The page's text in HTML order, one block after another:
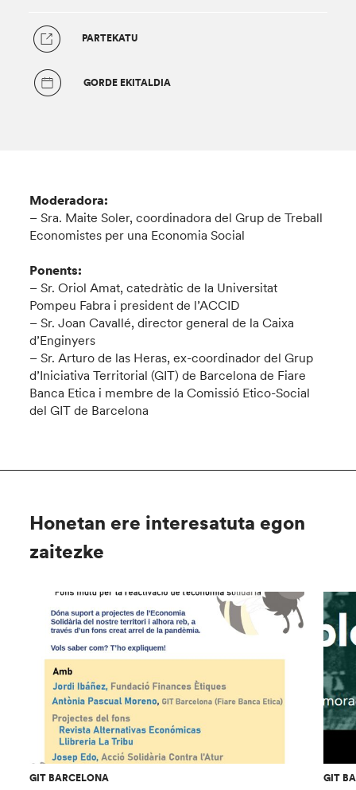
PARTEKATU
GORDE EKITALDIA
Moderadora:
– Sra. Maite Soler, coordinadora del Grup de Treball
Economistes per una Economia Social
Ponents:
– Sr. Oriol Amat, catedràtic de la Universitat
Pompeu Fabra i president de l’ACCID
– Sr. Joan Cavallé, director general de la Caixa
d’Enginyers
– Sr. Arturo de las Heras, ex-coordinador del Grup
d’Iniciativa Territorial (GIT) de Barcelona de Fiare
Banca Etica i membre de la Comissió Etico-Social
del GIT de Barcelona
Honetan ere interesatuta egon
zaitezke
GIT BARCELONA GIT